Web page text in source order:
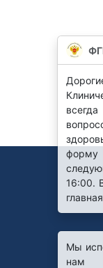
16:00.
Мы
нам